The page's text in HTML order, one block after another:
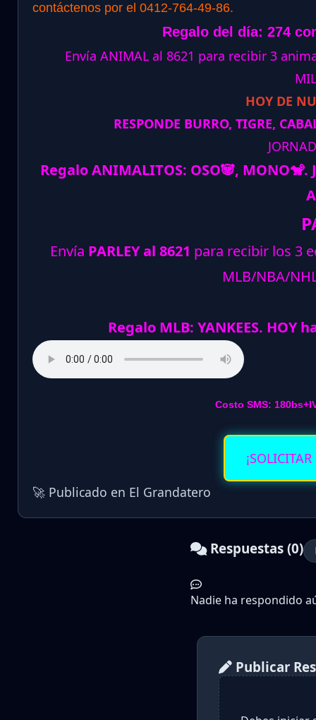
contáctenos por el 0412-764-49-86.
Regalo del día: 274
Envía ANIMAL al 8621 para recibir 3
HOY DE
RESPONDE BURRO, TIGRE,
Regalo ANIMALITOS: OSO🐼, MONO🐒.
Envía PARLEY al 8621 para recibir los 3
MLB/NBA/
Regalo MLB: YANKEES. HOY
Costo SMS:
🚀 Publicado en El Grandatero
Respuestas (0)
Nadie ha respondido
Publicar